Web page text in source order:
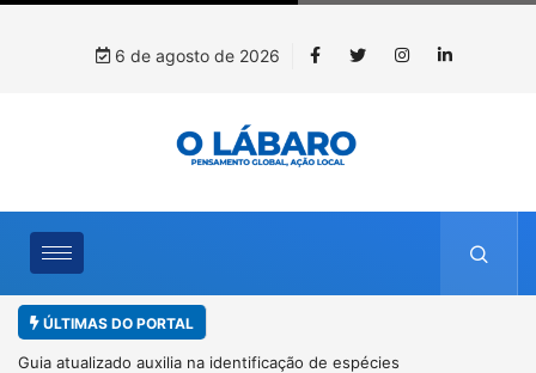
6 de agosto de 2026
ÚLTIMAS DO PORTAL
Kinross inicia rastreamento digital de 10 mil mudas usadas na